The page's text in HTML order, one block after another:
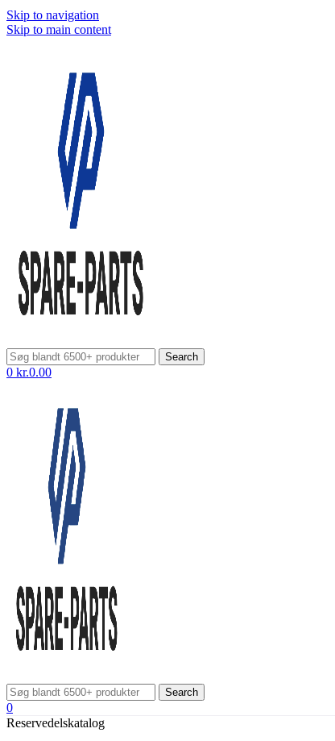
Skip to navigation
Skip to main content
Search
0 kr.0.00
Search
0
Reservedelskatalog